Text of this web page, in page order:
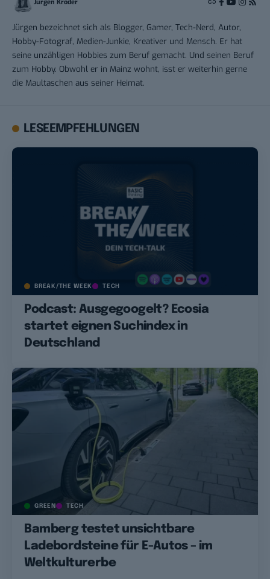
Jürgen Kroder
Jürgen bezeichnet sich als Blogger, Gamer, Tech-Nerd, Autor,
Hobby-Fotograf, Medien-Junkie, Kreativer und Mensch. Er hat
seine unzähligen Hobbies zum Beruf gemacht. Und seinen Beruf
zum Hobby. Obwohl er in Mainz wohnt, isst er weiterhin gerne
die Maultaschen aus seiner Heimat.
LESEEMPFEHLUNGEN
BREAK/THE WEEK TECH
Podcast: Ausgegoogelt? Ecosia
startet eignen Suchindex in
Deutschland
GREEN TECH
Bamberg testet unsichtbare
Ladebordsteine für E-Autos – im
Weltkulturerbe